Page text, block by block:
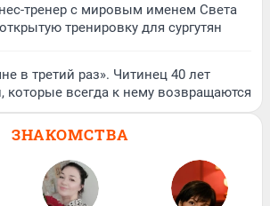
тренер с мировым именем Света
тренировку для сургутян
в третий раз». Читинец 40 лет
которые всегда к нему возвращаются
ЗНАКОМСТВА